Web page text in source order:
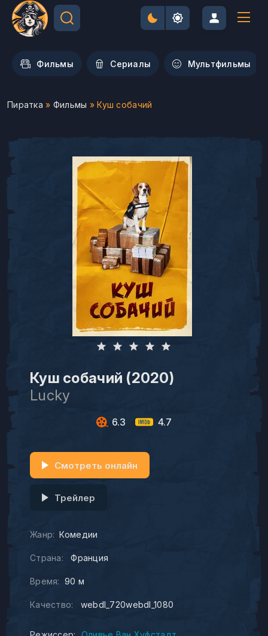
Фильмы Сериалы Мультфильмы
Пиратка » Фильмы » Куш собачий
Куш собачий (2020)
Lucky
6.3 4.7
Жанр: Комедии
Страна: Франция
Время: 90 м
Качество: webdl_720webdl_1080
Смотреть онлайн
Трейлер